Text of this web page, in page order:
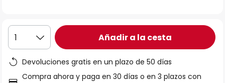
imágenes
1 Añadir a la cesta
Devoluciones gratis en un plazo de 50 días
Compra ahora y paga en 30 días o en 3 plazos con